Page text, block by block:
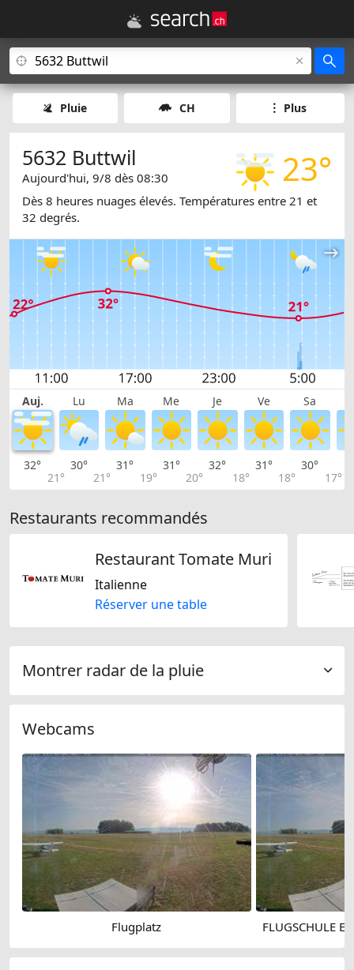
Pluie CH Plus
23°
5632 Buttwil
Aujourd'hui, 9/8 dès 08:30
Dès 8 heures nuages élevés. Températures entre 21 et
32 degrés.
Auj. Lu Ma Me Je Ve Sa
32°
21°
30°
21°
31°
19°
31°
20°
32°
18°
31°
18°
30°
17°
Restaurants recommandés
Restaurant Tomate Muri
Italienne
Réserver une table
Montrer radar de la pluie
Webcams
Flugplatz